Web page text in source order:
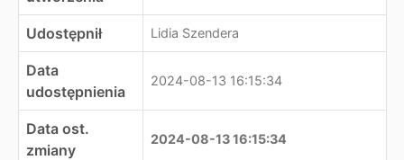
Udostępnił Lidia Szendera
Data
udostępnienia
2024-08-13 16:15:34
Data ost.
zmiany
2024-08-13 16:15:34